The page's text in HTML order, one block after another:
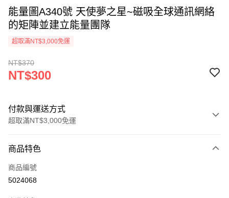
能量圖A340號 天使夢之星~磁吸全球通訊網絡
的矩陣並建立能量團隊
超取滿NT$3,000免運
NT$370
NT$300
付款與運送方式
超取滿NT$3,000免運
信用卡一次付款
超商取貨付款
商品特色
商品編號
5024068